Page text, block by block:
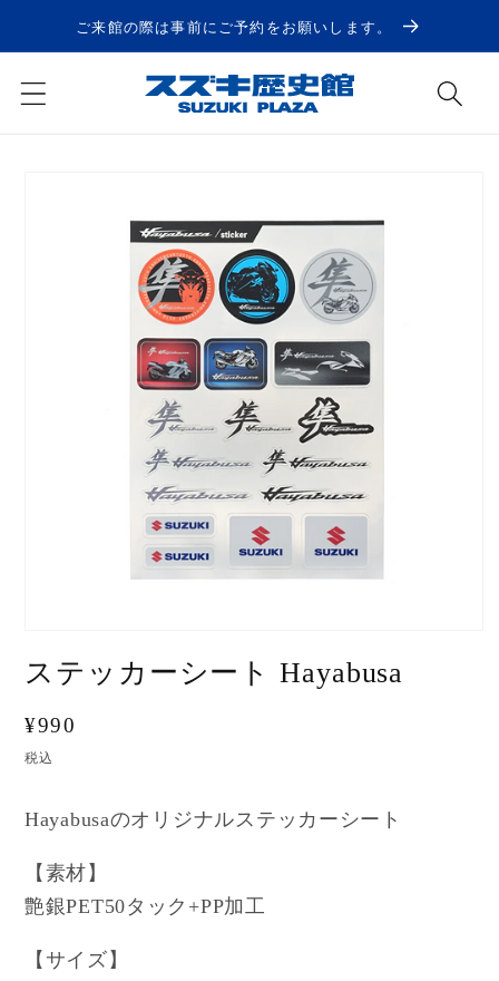
ンツに
進む
ご来館の際は事前にご予約をお願いします。
ステッカーシート Hayabusa
通
常
格
¥990
税込
Hayabusaのオリジナルステッカーシート
【素材】
艶銀PET50タック+PP加工
【サイズ】